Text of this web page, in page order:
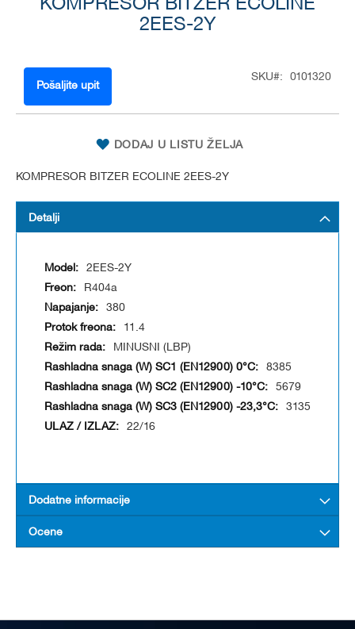
KOMPRESOR BITZER ECOLINE
2EES-2Y
Pošaljite upit
SKU 0101320
DODAJ U LISTU ŽELJA
KOMPRESOR BITZER ECOLINE 2EES-2Y
images
Detalji
2EES-2Y
R404a
380
11.4
MINUSNI (LBP)
8385
5679
3135
22/16
Dodatne informacije
Ocene